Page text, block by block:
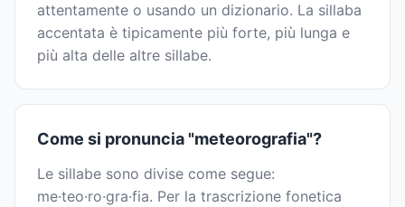
attentamente o usando un dizionario. La sillaba
accentata è tipicamente più forte, più lunga e
più alta delle altre sillabe.
Come si pronuncia "meteorografia"?
Le sillabe sono divise come segue:
me·teo·ro·gra·fia. Per la trascrizione fonetica